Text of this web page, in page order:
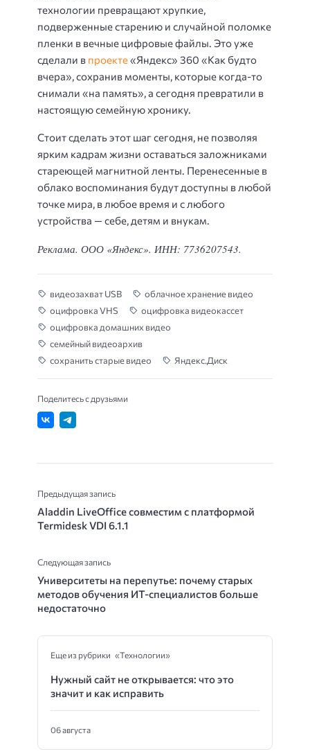
технологии превращают хрупкие,
подверженные старению и случайной поломке
пленки в вечные цифровые файлы. Это уже
сделали в проекте«Яндекс» 360 «Как будто
вчера», сохранив моменты, которые когда-то
снимали «на память», а сегодня превратили в
настоящую семейную хронику.
Стоит сделать этот шаг сегодня, не позволяя
ярким кадрам жизни оставаться заложниками
стареющей магнитной ленты. Перенесенные в
облако воспоминания будут доступны в любой
точке мира, в любое время и с любого
устройства — себе, детям и внукам.
Реклама. ООО «Яндекс». ИНН: 7736207543.
видеозахват USB
облачное хранение видео
оцифровка VHS
оцифровка видеокассет
оцифровка домашних видео
семейный видеоархив
сохранить старые видео
Яндекс.Диск
Поделитесь с друзьями
Предыдущая запись
Aladdin LiveOffice совместим с платформой
Termidesk VDI 6.1.1
Следующая запись
Университеты на перепутье: почему старых
методов обучения ИТ-специалистов больше
недостаточно
Еще из рубрики «Технологии»
Нужный сайт не открывается: что это
значит и как исправить
06 августа